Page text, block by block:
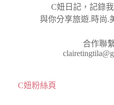
C妞日記，記錄
與你分享旅遊.時尚.
合作聯
C妞粉絲頁